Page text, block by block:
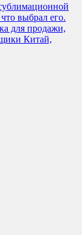
выбрал его.
для продажи,
Китай,